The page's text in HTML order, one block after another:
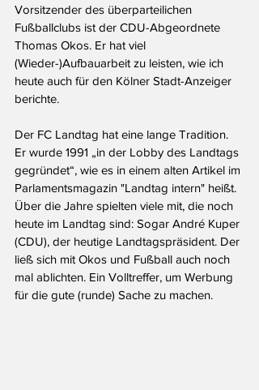
Vorsitzender des überparteilichen
Fußballclubs ist der CDU-Abgeordnete
Thomas Okos. Er hat viel
(Wieder-)Aufbauarbeit zu leisten, wie ich
heute auch für den Kölner Stadt-Anzeiger
berichte.
Der FC Landtag hat eine lange Tradition.
Er wurde 1991 „in der Lobby des Landtags
gegründet“, wie es in einem alten Artikel im
Parlamentsmagazin "Landtag intern" heißt.
Über die Jahre spielten viele mit, die noch
heute im Landtag sind: Sogar André Kuper
(CDU), der heutige Landtagspräsident. Der
ließ sich mit Okos und Fußball auch noch
mal ablichten. Ein Volltreffer, um Werbung
für die gute (runde) Sache zu machen.